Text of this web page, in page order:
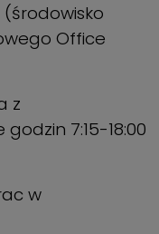
Office
z
7:15-18:00
w